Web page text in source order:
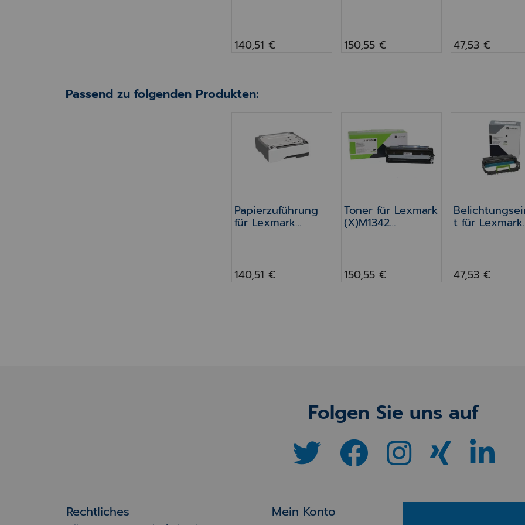
140,51 €
150,55 € 47,53 €
Passend zu folgenden Produkten:
Papierzuführung für Lexmark M1342 & XM1342, 550 Blatt
Papierzuführung
für Lexmark
140,51 €
Toner für Lexmark (X)M1342
Toner für Lexmark
(X)M1342
150,55 €
t für Lexmark
47,53 €
Folgen Sie uns auf
Rechtliches Mein Konto